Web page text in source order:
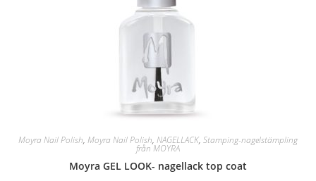
Moyra Nail Polish, Moyra Nail Polish, NAGELLACK, Stamping-nagelstämpling
från MOYRA
Moyra GEL LOOK- nagellack top coat